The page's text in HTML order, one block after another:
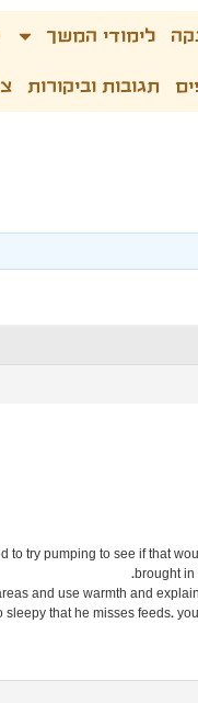
לימודי המשך
תגובות וביקורות
try pumping to see if that
brought in
that he misses feeds.